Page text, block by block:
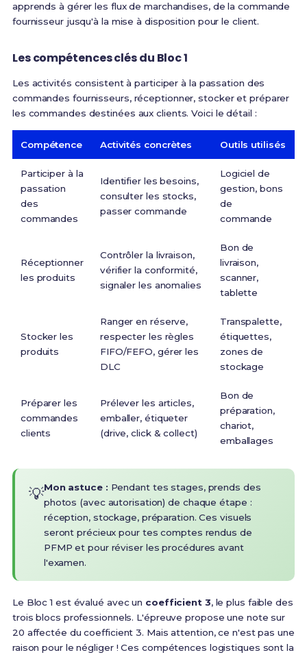
apprends à gérer les flux de marchandises, de la commande
fournisseur jusqu'à la mise à disposition pour le client.
Les compétences clés du Bloc 1
Les activités consistent à participer à la passation des
commandes fournisseurs, réceptionner, stocker et préparer
les commandes destinées aux clients. Voici le détail :
Compétence Activités concrètes Outils utilisés
Participer à la
passation
des
commandes
Identifier les besoins,
consulter les stocks,
passer commande
Logiciel de
gestion, bons
de
commande
Réceptionner
les produits
Contrôler la livraison,
vérifier la conformité,
signaler les anomalies
Bon de
livraison,
scanner,
tablette
Stocker les
produits
Ranger en réserve,
respecter les règles
FIFO/FEFO, gérer les
DLC
Transpalette,
étiquettes,
zones de
stockage
Préparer les
commandes
clients
Prélever les articles,
emballer, étiqueter
(drive, click & collect)
Bon de
préparation,
chariot,
emballages
💡Mon astuce : Pendant tes stages, prends des
photos (avec autorisation) de chaque étape :
réception, stockage, préparation. Ces visuels
seront précieux pour tes comptes rendus de
PFMP et pour réviser les procédures avant
l'examen.
Le Bloc 1 est évalué avec un coefficient 3, le plus faible des
trois blocs professionnels. L'épreuve propose une note sur
20 affectée du coefficient 3. Mais attention, ce n'est pas une
raison pour le négliger ! Ces compétences logistiques sont la